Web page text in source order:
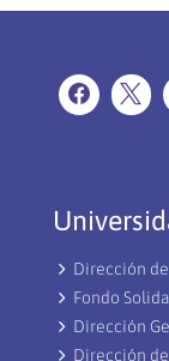
Dirección
Fondo
Dirección
Dirección